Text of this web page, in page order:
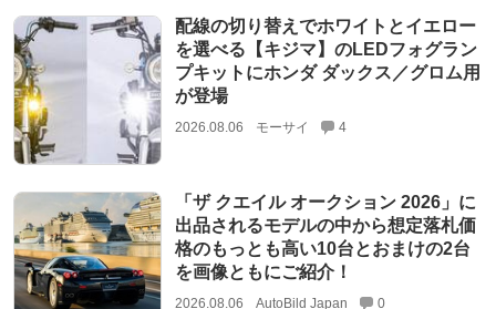
配線の切り替えでホワイトとイエロー
を選べる【キジマ】のLEDフォグラン
プキットにホンダ ダックス／グロム用
が登場
2026.08.06 モーサイ 4
「ザ クエイル オークション 2026」に
出品されるモデルの中から想定落札価
格のもっとも高い10台とおまけの2台
を画像ともにご紹介！
2026.08.06 AutoBild Japan 0